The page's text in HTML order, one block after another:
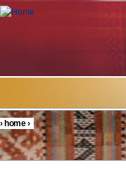
Skip to main content
You are here
›home›